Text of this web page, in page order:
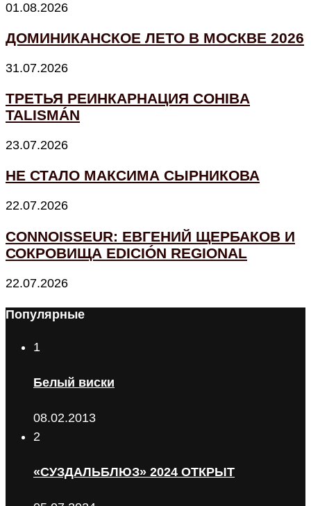
01.08.2026
ДОМИНИКАНСКОЕ ЛЕТО В МОСКВЕ 2026
31.07.2026
ТРЕТЬЯ РЕИНКАРНАЦИЯ COHIBA
TALISMÁN
23.07.2026
НЕ СТАЛО МАКСИМА СЫРНИКОВА
22.07.2026
CONNOISSEUR: ЕВГЕНИЙ ЩЕРБАКОВ И
СОКРОВИЩА EDICIÓN REGIONAL
22.07.2026
Популярные
1
Белый виски
08.02.2013
2
«СУЗДАЛЬБЛЮЗ» 2024 ОТКРЫТ